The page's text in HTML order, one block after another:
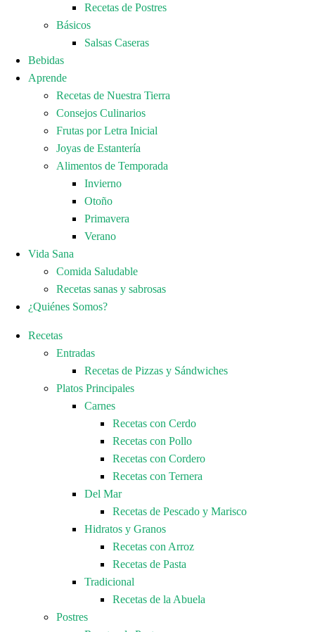
Recetas de Postres
Básicos
Salsas Caseras
Bebidas
Aprende
Recetas de Nuestra Tierra
Consejos Culinarios
Frutas por Letra Inicial
Joyas de Estantería
Alimentos de Temporada
Invierno
Otoño
Primavera
Verano
Vida Sana
Comida Saludable
Recetas sanas y sabrosas
¿Quiénes Somos?
Recetas
Entradas
Recetas de Pizzas y Sándwiches
Platos Principales
Carnes
Recetas con Cerdo
Recetas con Pollo
Recetas con Cordero
Recetas con Ternera
Del Mar
Recetas de Pescado y Marisco
Hidratos y Granos
Recetas con Arroz
Recetas de Pasta
Tradicional
Recetas de la Abuela
Postres